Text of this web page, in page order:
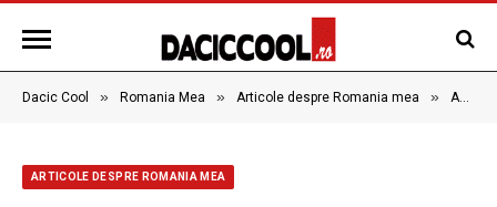
Dacic Cool » Romania Mea » Articole despre Romania mea » Asta nu este Romania mea!
ARTICOLE DESPRE ROMANIA MEA